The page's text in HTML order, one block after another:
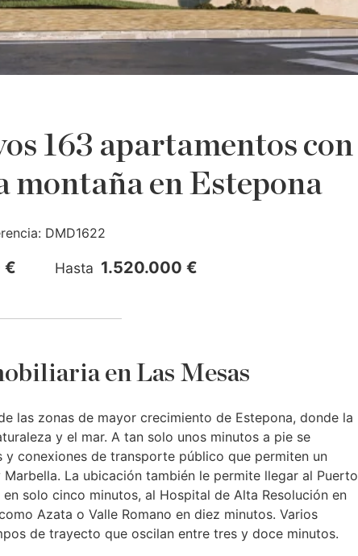
163 apartamentos con
montaña en Estepona
DMD1622
€ Hasta 1.520.000 €
en Las Mesas
las zonas de mayor crecimiento de Estepona, donde la
y el mar. A tan solo unos minutos a pie se
conexiones de transporte público que permiten un
La ubicación también le permite llegar al Puerto
solo cinco minutos, al Hospital de Alta Resolución en
Azata o Valle Romano en diez minutos. Varios
de trayecto que oscilan entre tres y doce minutos.